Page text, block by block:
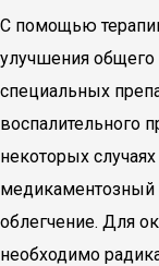
С помощью
улучшения общего
специальных
воспалительного
некоторых
медикаментозный
облегчение. Для
необходимо